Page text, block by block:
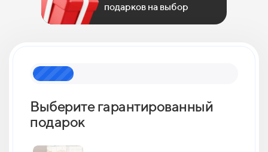
подарков на выбор
Выберите гарантированный
подарок